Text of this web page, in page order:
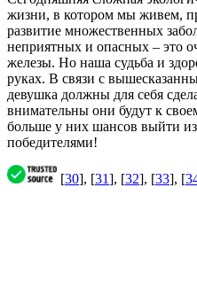
жизни, в котором мы живем,
развитие множественных
неприятных и опасных – это
железы. Но наша судьба и
руках. В связи с
девушка должны для себя
внимательны они будут к
больше у них шансов выйти из
победителями!
[30], [31], [32], [33], [